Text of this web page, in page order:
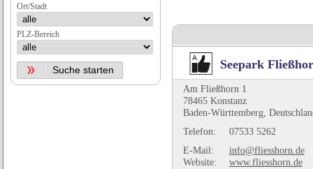
Seepark
Am Fließhorn 1
78465 Konstanz
Baden-Württemberg,
Telefon:
07533 5262
E-Mail:
info@fliesshorn.de
Website:
www.fliesshorn.de
Ort/Stadt
PLZ-Bereich